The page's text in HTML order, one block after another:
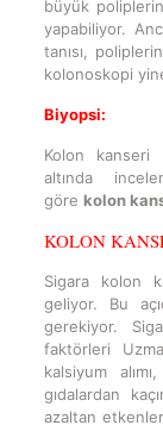
büyük
yapabiliyor.
tanısı,
kolonoskopi
Biyopsi:
Kolon kanseri
altında
göre kolon
KOLON
Sigara kolon
geliyor. Bu
gerekiyor.
faktörleri
kalsiyum
gıdalardan
azaltan